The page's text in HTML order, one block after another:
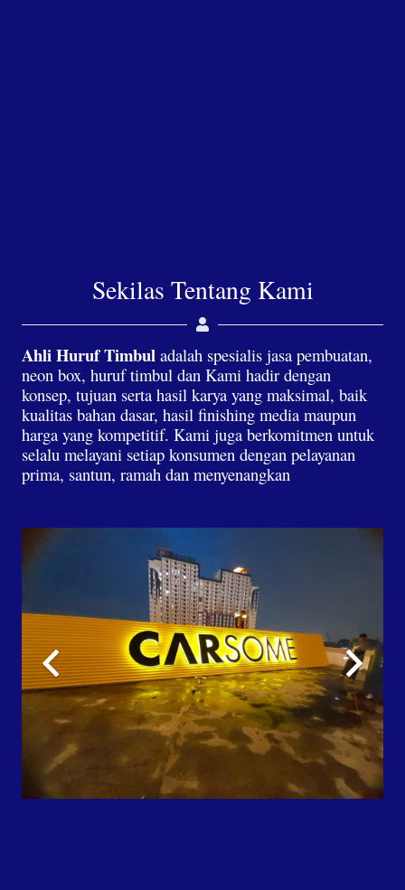
Sekilas Tentang Kami
Ahli Huruf Timbul adalah spesialis jasa pembuatan,
neon box, huruf timbul dan Kami hadir dengan
konsep, tujuan serta hasil karya yang maksimal, baik
kualitas bahan dasar, hasil finishing media maupun
harga yang kompetitif. Kami juga berkomitmen untuk
selalu melayani setiap konsumen dengan pelayanan
prima, santun, ramah dan menyenangkan